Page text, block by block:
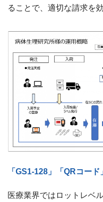
ることで、適切な請求を
「GS1-128」「QRコー
医療業界ではロットレベ